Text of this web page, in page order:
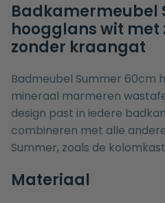
Badkamermeubel
hoogglans wit
zonder kraangat
Badmeubel Summer 60cm
mineraal marmeren
design past in iedere
combineren met alle
Summer, zoals de
Materiaal